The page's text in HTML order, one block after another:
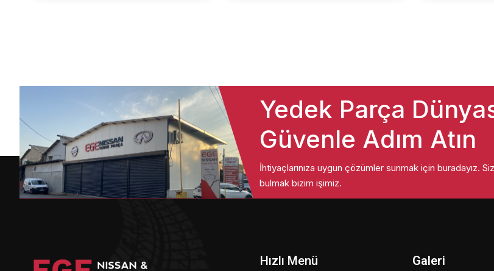
Yedek Parça
Güvenle Adım Atın
İhtiyaçlarınıza uygun çözümler sunmak için buradayız.
bulmak bizim işimiz.
Hızlı Menü Galeri